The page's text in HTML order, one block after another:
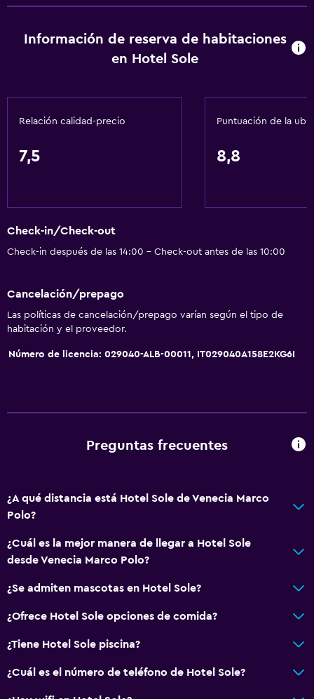
Secador de pelo
Baño privado
Restaurante
Almuerzos para llevar
Menús para dietas especiales (bajo petición)
Habitaciones familiares
Teléfono
Piso de mosaico/mármol
Espacio de almacenamiento
Estacionamiento y transporte
Estacionamiento privado
Sistema de entretenimiento
TV de pantalla plana
Accesibilidad y adecuación
Mascotas permitidas bajo consulta (pueden aplicar cargos
Información de reserva de habitaciones
en Hotel Sole
Relación calidad-precio
7,5
Puntuación de la
8,8
Check-in/Check-out
Check-in después de las 14:00 - Check-out antes de las 10:00
Cancelación/prepago
Las políticas de cancelación/prepago varían según el tipo de
habitación y el proveedor.
Número de licencia: 029040-ALB-00011, IT029040A158E2KG6I
Preguntas frecuentes
¿A qué distancia está Hotel Sole de Venecia Marco
Polo?
¿Cuál es la mejor manera de llegar a Hotel Sole
desde Venecia Marco Polo?
¿Se admiten mascotas en Hotel Sole?
¿Ofrece Hotel Sole opciones de comida?
¿Tiene Hotel Sole piscina?
¿Cuál es el número de teléfono de Hotel Sole?